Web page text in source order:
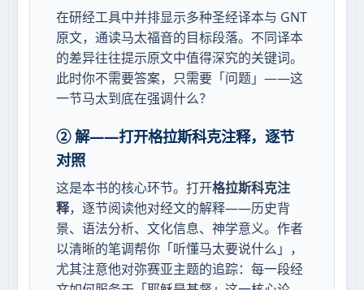
在研经工具中并排显示多种圣经译本与 GNT
原文，通读马太福音的目标段落。不同译本
的差异往往提示原文中值得深究的关键词。
此时你不需要答案，只需要「问题」——这
一节马太到底在强调什么？
② 解——打开格拉斯科克注释，逐节
对照
这是本书的核心环节。打开格拉斯科克注
释，逐节阅读他对经文的解释——历史背
景、语法分析、文化信息、神学意义。作者
以清晰的笔调帮你「听懂马太要说什么」，
尤其注意他对弥赛亚主题的追踪：每一段经